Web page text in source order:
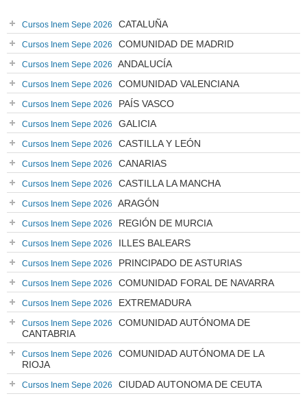
Cursos Inem Sepe 2026 CATALUÑA
Cursos Inem Sepe 2026 COMUNIDAD DE MADRID
Cursos Inem Sepe 2026 ANDALUCÍA
Cursos Inem Sepe 2026 COMUNIDAD VALENCIANA
Cursos Inem Sepe 2026 PAÍS VASCO
Cursos Inem Sepe 2026 GALICIA
Cursos Inem Sepe 2026 CASTILLA Y LEÓN
Cursos Inem Sepe 2026 CANARIAS
Cursos Inem Sepe 2026 CASTILLA LA MANCHA
Cursos Inem Sepe 2026 ARAGÓN
Cursos Inem Sepe 2026 REGIÓN DE MURCIA
Cursos Inem Sepe 2026 ILLES BALEARS
Cursos Inem Sepe 2026 PRINCIPADO DE ASTURIAS
Cursos Inem Sepe 2026 COMUNIDAD FORAL DE NAVARRA
Cursos Inem Sepe 2026 EXTREMADURA
Cursos Inem Sepe 2026
COMUNIDAD AUTÓNOMA DE
CANTABRIA
Cursos Inem Sepe 2026
COMUNIDAD AUTÓNOMA DE LA
RIOJA
Cursos Inem Sepe 2026 CIUDAD AUTONOMA DE CEUTA